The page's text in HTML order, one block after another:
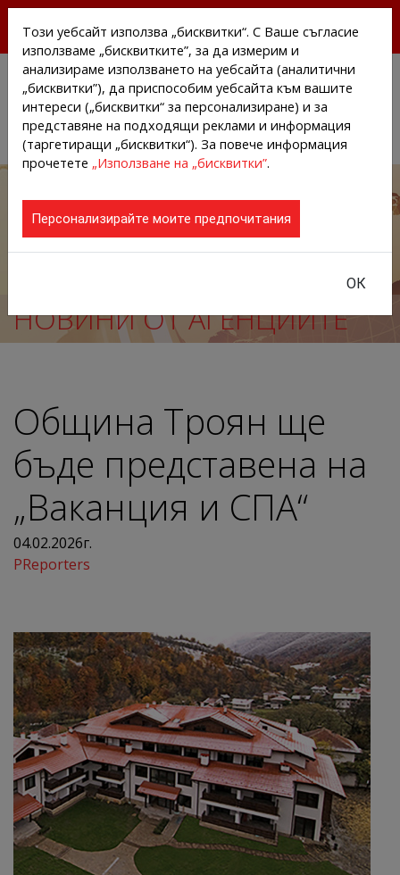
АГЕНЦИИТЕ И КОМПАНИИТЕ
НОВИНИ ОТ АГЕНЦИИТЕ
Община Троян ще
бъде представена на
„Ваканция и СПА“
04.02.2026г.
PReporters
Този уебсайт използва „бисквитки“. С Ваше съгласие
използваме „бисквитките”, за да измерим и
анализираме използването на уебсайта (аналитични
„бисквитки”), да приспособим уебсайта към вашите
интереси („бисквитки“ за персонализиране) и за
представяне на подходящи реклами и информация
(таргетиращи „бисквитки“). За повече информация
прочетете „Използване на „бисквитки”.
Персонализирайте моите предпочитания
ОК